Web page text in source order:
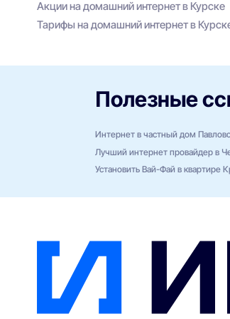
Акции на домашний интернет в Курске
Тарифы на домашний интернет в
Полезные
Интернет в частный дом
Лучший интернет провайдер в
Установить Вай-Фай в квартире